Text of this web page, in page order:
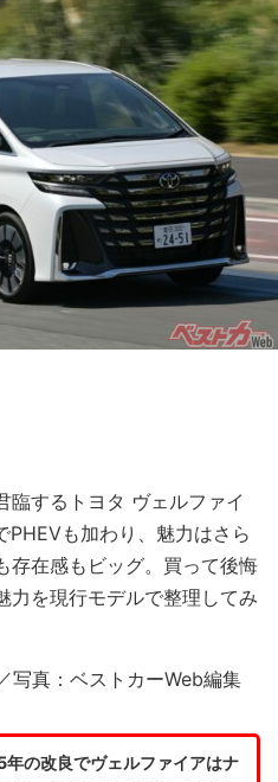
するトヨタ ヴェルファイ
も加わり、魅力はさら
存在感もビッグ。買って後悔
力を現行モデルで整理してみ
写真：ベストカーWeb編集
年の改良でヴェルファイアはナ